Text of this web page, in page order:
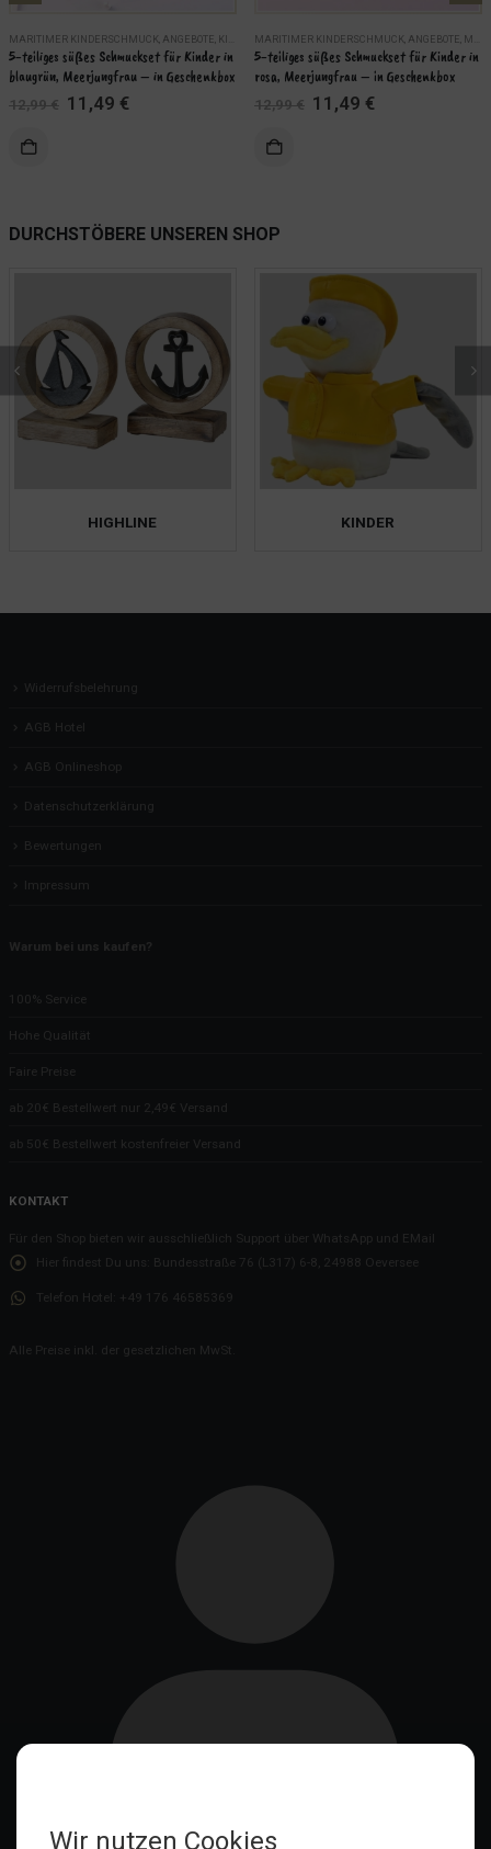
MARITIMER KINDERSCHMUCK ANGEBOTE KINDER ,MARITIME SCHMUCKSETS,SCHMUCK
5-teiliges süßes Schmuckset für Kinder in
blaugrün, Meerjungfrau – in Geschenkbox
12,99€ Ursprünglicher
Preis
11,49 €Aktueller
MARITIMER KINDERSCHMUCK ANGEBOTE MARITIME SCHMUCKSETS
5-teiliges süßes Schmuckset für Kinder in
rosa, Meerjungfrau – in Geschenkbox
12,99€ Ursprünglicher
Preis
11,49 €Aktueller
IN DEN WARENKORB
DURCHSTÖBERE UNSEREN SHOP
HIGHLINE KINDER
Widerrufsbelehrung
AGB Hotel
AGB Onlineshop
Datenschutzerklärung
Bewertungen
Impressum
Warum bei uns kaufen?
100% Service
Hohe Qualität
Faire Preise
ab 20€ Bestellwert nur 2,49€ Versand
ab 50€ Bestellwert kostenfreier Versand
KONTAKT
Für den Shop bieten wir ausschließlich Support über WhatsApp und EMail
Hier findest Du uns:
Bundesstraße 76 (L317) 6-8, 24988 Oeversee
Telefon Hotel: +49 176 46585369
Alle Preise inkl. der gesetzlichen MwSt.